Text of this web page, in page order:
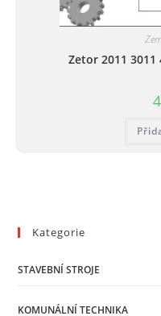
Zetor 2011
Kategorie
STAVEBNÍ STROJE
KOMUNÁLNÍ TECHNIKA